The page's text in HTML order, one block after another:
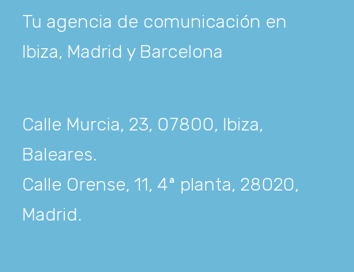
Tu agencia de comunicación en
Ibiza, Madrid y Barcelona
Calle Murcia, 23, 07800, Ibiza,
Baleares.
Calle Orense, 11, 4ª planta, 28020,
Madrid.